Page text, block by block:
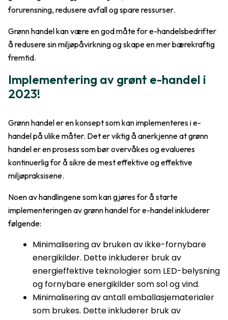
forurensning, redusere avfall og spare ressurser.
Grønn handel kan være en god måte for e-handelsbedrifter
å redusere sin miljøpåvirkning og skape en mer bærekraftig
fremtid.
Implementering av grønt e-handel i
2023!
Grønn handel er en konsept som kan implementeres i e-
handel på ulike måter. Det er viktig å anerkjenne at grønn
handel er en prosess som bør overvåkes og evalueres
kontinuerlig for å sikre de mest effektive og effektive
miljøpraksisene.
Noen av handlingene som kan gjøres for å starte
implementeringen av grønn handel for e-handel inkluderer
følgende:
Minimalisering av bruken av ikke-fornybare
energikilder. Dette inkluderer bruk av
energieffektive teknologier som LED-belysning
og fornybare energikilder som sol og vind.
Minimalisering av antall emballasjematerialer
som brukes. Dette inkluderer bruk av